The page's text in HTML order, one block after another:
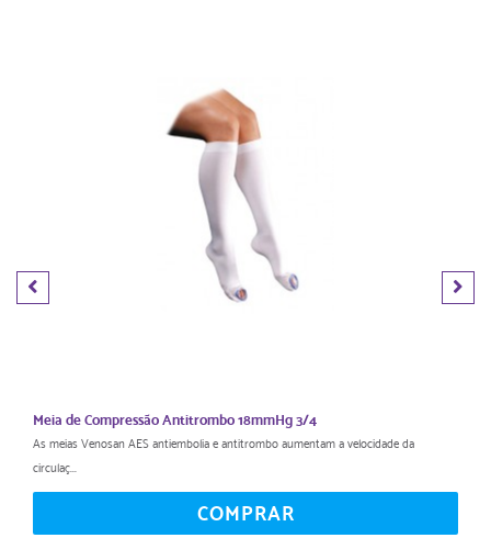
Meia de Compressão Antitrombo 18mmHg 3/4
As meias Venosan AES antiembolia e antitrombo aumentam a velocidade da
circulaç...
COMPRAR